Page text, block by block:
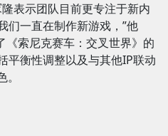
表示团队目前更专注于新内
们一直在制作新游戏，”他
《索尼克赛车：交叉世界》的
平衡性调整以及与其他IP联动